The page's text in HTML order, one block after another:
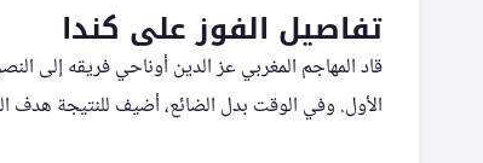
تفاصيل الفوز على كندا
قاد المهاجم المغربي عز الدين أوناحي فريقه إلى
الأول. وفي الوقت بدل الضائع، أضيف للنتيجة هدف